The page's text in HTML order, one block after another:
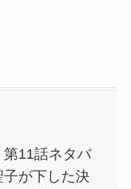
第11話ネタバ
が下した決